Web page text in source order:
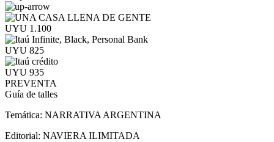
UYU 1.100
UYU 825
UYU 935
PREVENTA
Guía de talles
Temática: NARRATIVA ARGENTINA
Editorial: NAVIERA ILIMITADA